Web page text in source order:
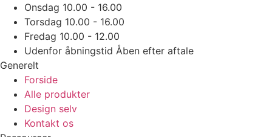
Onsdag 10.00 - 16.00
Torsdag 10.00 - 16.00
Fredag 10.00 - 12.00
Udenfor åbningstid Åben efter aftale
Generelt
Forside
Alle produkter
Design selv
Kontakt os